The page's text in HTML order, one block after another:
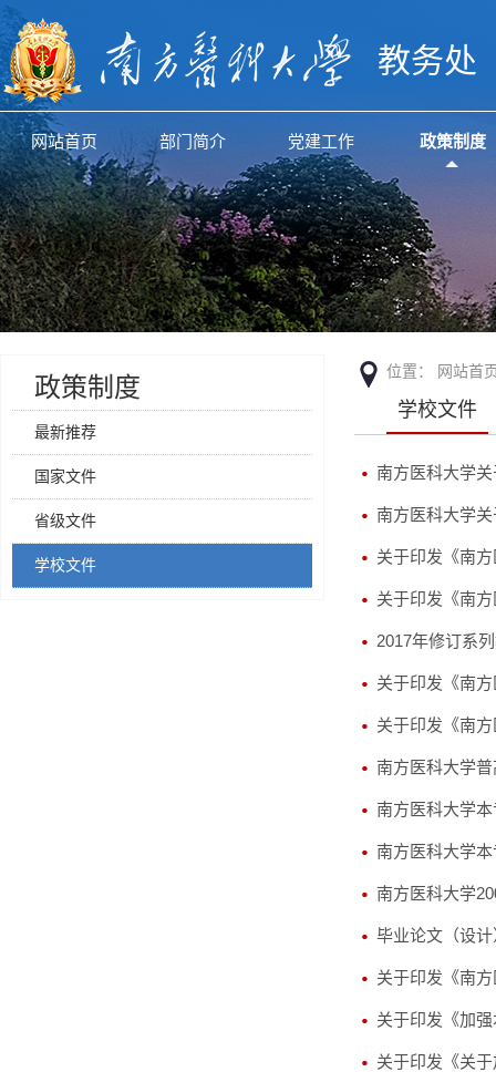
教务处
网站首页 部门简介 党建工作 政策制度
政策制度
最新推荐
国家文件
省级文件
学校文件
位置： 网站首
学校文件
南方医科大学
南方医科大学
关于印发《南
关于印发《南
2017年修订系
关于印发《南
关于印发《南
南方医科大学
南方医科大学
南方医科大学
南方医科大学
毕业论文（设
关于印发《南
关于印发《加
关于印发《关